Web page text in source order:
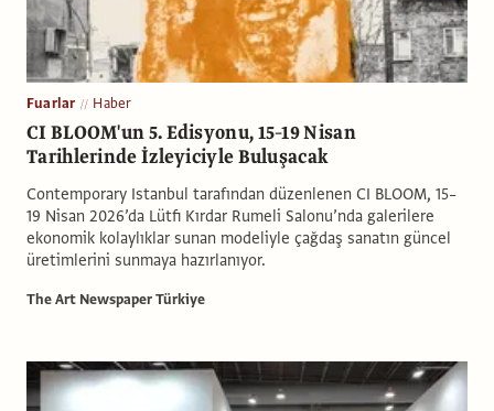
Fuarlar Haber
CI BLOOM'un 5. Edisyonu, 15–19 Nisan
Tarihlerinde İzleyiciyle Buluşacak
Contemporary Istanbul tarafından düzenlenen CI BLOOM, 15–
19 Nisan 2026’da Lütfi Kırdar Rumeli Salonu’nda galerilere
ekonomik kolaylıklar sunan modeliyle çağdaş sanatın güncel
üretimlerini sunmaya hazırlanıyor.
The Art Newspaper Türkiye